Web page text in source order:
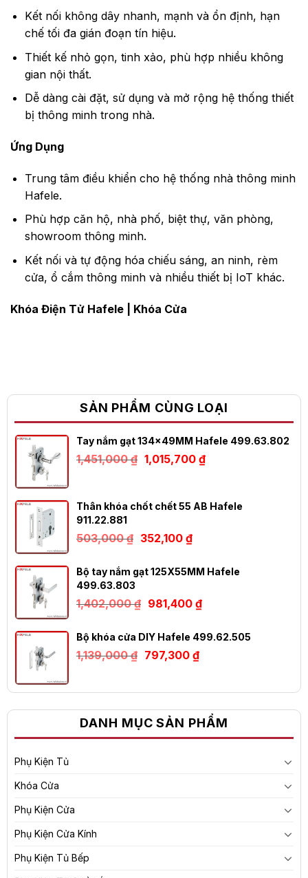
SẢN PHẨM CÙNG LOẠI
Tay nắm gạt 134x49MM Hafele 499.63.802
1,451,000₫ Giá
gốc
1,015,700 ₫Giá
hiện
1,015,700 ₫.
Thân khóa chốt chết 55 AB Hafele
911.22.881
503,000₫ Giá
503,000 ₫.
352,100 ₫Giá
hiện
là:
Bộ tay nắm gạt 125X55MM Hafele
499.63.803
1,402,000₫ Giá
1,402,000 ₫.
981,400 ₫Giá
hiện
là:
Bộ khóa cửa DIY Hafele 499.62.505
1,139,000₫ Giá
797,300 ₫Giá
hiện
DANH MỤC SẢN PHẨM
Phụ Kiện Tủ
Khóa Cửa
Phụ Kiện Cửa
Phụ Kiện Cửa Kính
Phụ Kiện Tủ Bếp
Kết nối không dây nhanh, mạnh và ổn định, hạn
chế tối đa gián đoạn tín hiệu.
Thiết kế nhỏ gọn, tinh xảo, phù hợp nhiều không
gian nội thất.
Dễ dàng cài đặt, sử dụng và mở rộng hệ thống thiết
bị thông minh trong nhà.
Ứng Dụng
Trung tâm điều khiển cho hệ thống nhà thông minh
Hafele.
Phù hợp căn hộ, nhà phố, biệt thự, văn phòng,
showroom thông minh.
Kết nối và tự động hóa chiếu sáng, an ninh, rèm
cửa, ổ cắm thông minh và nhiều thiết bị IoT khác.
Khóa Điện Tử Hafele Khóa Cửa